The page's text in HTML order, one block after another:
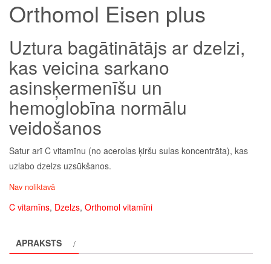
Orthomol Eisen plus
Uztura bagātinātājs ar dzelzi,
kas veicina sarkano
asinsķermenīšu un
hemoglobīna normālu
veidošanos
Satur arī C vitamīnu (no acerolas ķiršu sulas koncentrāta), kas
uzlabo dzelzs uzsūkšanos.
Nav noliktavā
C vitamīns, Dzelzs, Orthomol vitamīni
APRAKSTS